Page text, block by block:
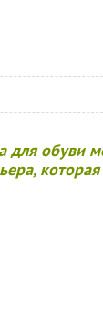
для обуви
которая